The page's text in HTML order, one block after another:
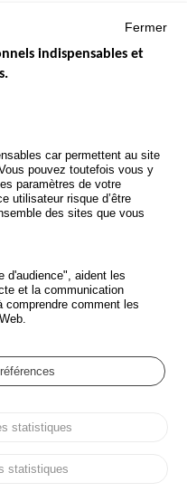
DES ACCIDENTS DE
personnelles et Cookies
Fermer
indispensables et
car permettent au site
pouvez toutefois vous y
paramètres de votre
utilisateur risque d’être
des sites que vous
d'audience", aident les
et la communication
comprendre comment les
statistiques
statistiques